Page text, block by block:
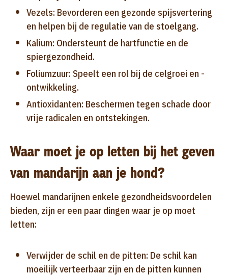
Vezels: Bevorderen een gezonde spijsvertering
en helpen bij de regulatie van de stoelgang.
Kalium: Ondersteunt de hartfunctie en de
spiergezondheid.
Foliumzuur: Speelt een rol bij de celgroei en -
ontwikkeling.
Antioxidanten: Beschermen tegen schade door
vrije radicalen en ontstekingen.
Waar moet je op letten bij het geven
van mandarijn aan je hond?
Hoewel mandarijnen enkele gezondheidsvoordelen
bieden, zijn er een paar dingen waar je op moet
letten:
Verwijder de schil en de pitten: De schil kan
moeilijk verteerbaar zijn en de pitten kunnen